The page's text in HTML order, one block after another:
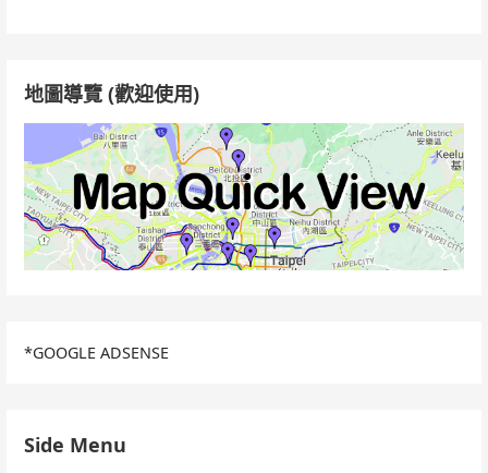
地圖導覽 (歡迎使用)
*GOOGLE ADSENSE
Side Menu